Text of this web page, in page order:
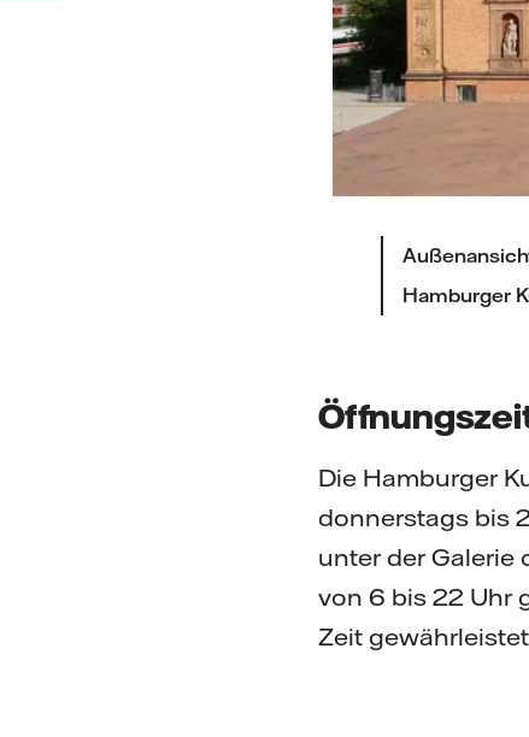
Hamburger
Die Hamburger
donnerstags bis
unter der Galerie
von 6 bis 22 Uhr
Zeit